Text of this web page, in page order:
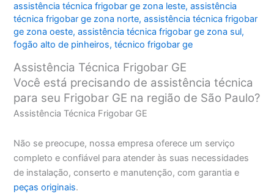
assistência técnica frigobar ge zona leste,assistência
técnica frigobar ge zona norte,assistência técnica frigobar
ge zona oeste,assistência técnica frigobar ge zona sul,
fogão alto de pinheiros,técnico frigobar ge
Assistência Técnica Frigobar GE
Você está precisando de assistência técnica
para seu Frigobar GE na região de São Paulo?
Assistência Técnica Frigobar GE
Não se preocupe, nossa empresa oferece um serviço
completo e confiável para atender às suas necessidades
de instalação, conserto e manutenção, com garantia e
peças originais.